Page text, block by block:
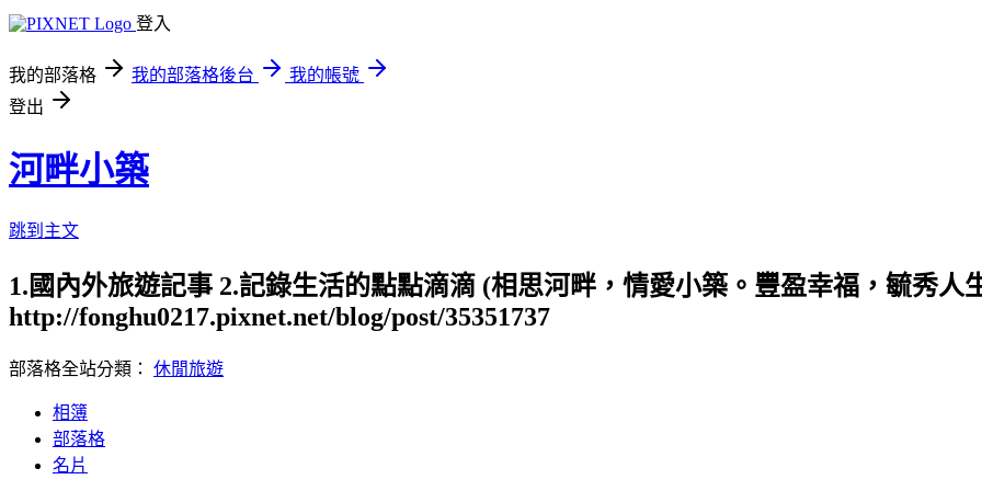
登入
我的部落格 我的部落格後台
我的帳號
登出
河畔小築
跳到主文
1.國內外旅遊記事 2.記錄生活的點點滴滴 (相思河畔，情愛小築。豐盈幸福，毓秀人
http://fonghu0217.pixnet.net/blog/post/35351737
部落格全站分類： 休閒旅遊
相簿
部落格
名片